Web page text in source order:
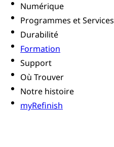
Numérique
Programmes et Services
Durabilité
Formation
Support
Où Trouver
Notre histoire
myRefinish